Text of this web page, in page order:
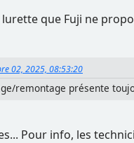
que Fuji ne
02, 2025, 08:53:20
remontage présente
Pour info, les